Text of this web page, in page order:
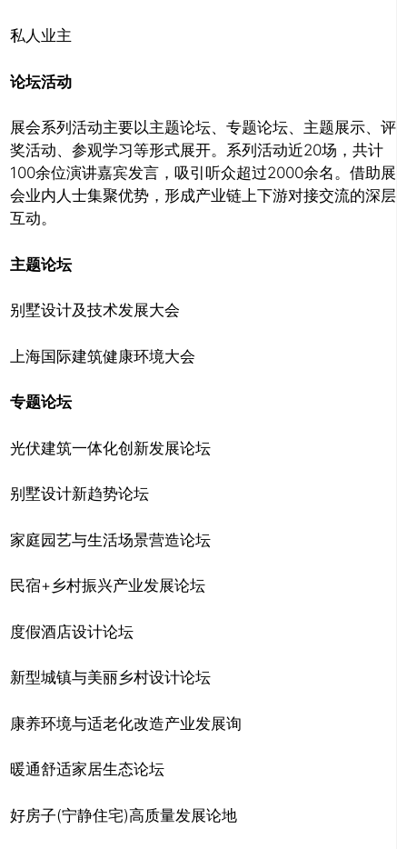
私人业主
论坛活动
展会系列活动主要以主题论坛、专题论坛、主题展示、评
奖活动、参观学习等形式展开。系列活动近20场，共计
100余位演讲嘉宾发言，吸引听众超过2000余名。借助展
会业内人士集聚优势，形成产业链上下游对接交流的深层
互动。
主题论坛
别墅设计及技术发展大会
上海国际建筑健康环境大会
专题论坛
光伏建筑一体化创新发展论坛
别墅设计新趋势论坛
家庭园艺与生活场景营造论坛
民宿+乡村振兴产业发展论坛
度假酒店设计论坛
新型城镇与美丽乡村设计论坛
康养环境与适老化改造产业发展询
暖通舒适家居生态论坛
好房子(宁静住宅)高质量发展论地